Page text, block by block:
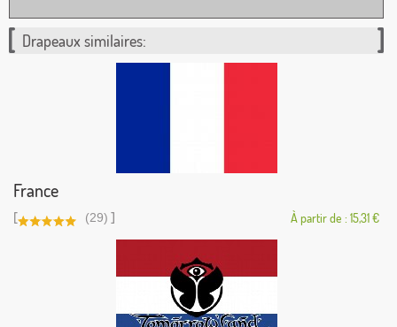
Drapeaux similaires:
France
[ (29) ] À partir de : 15,31 €